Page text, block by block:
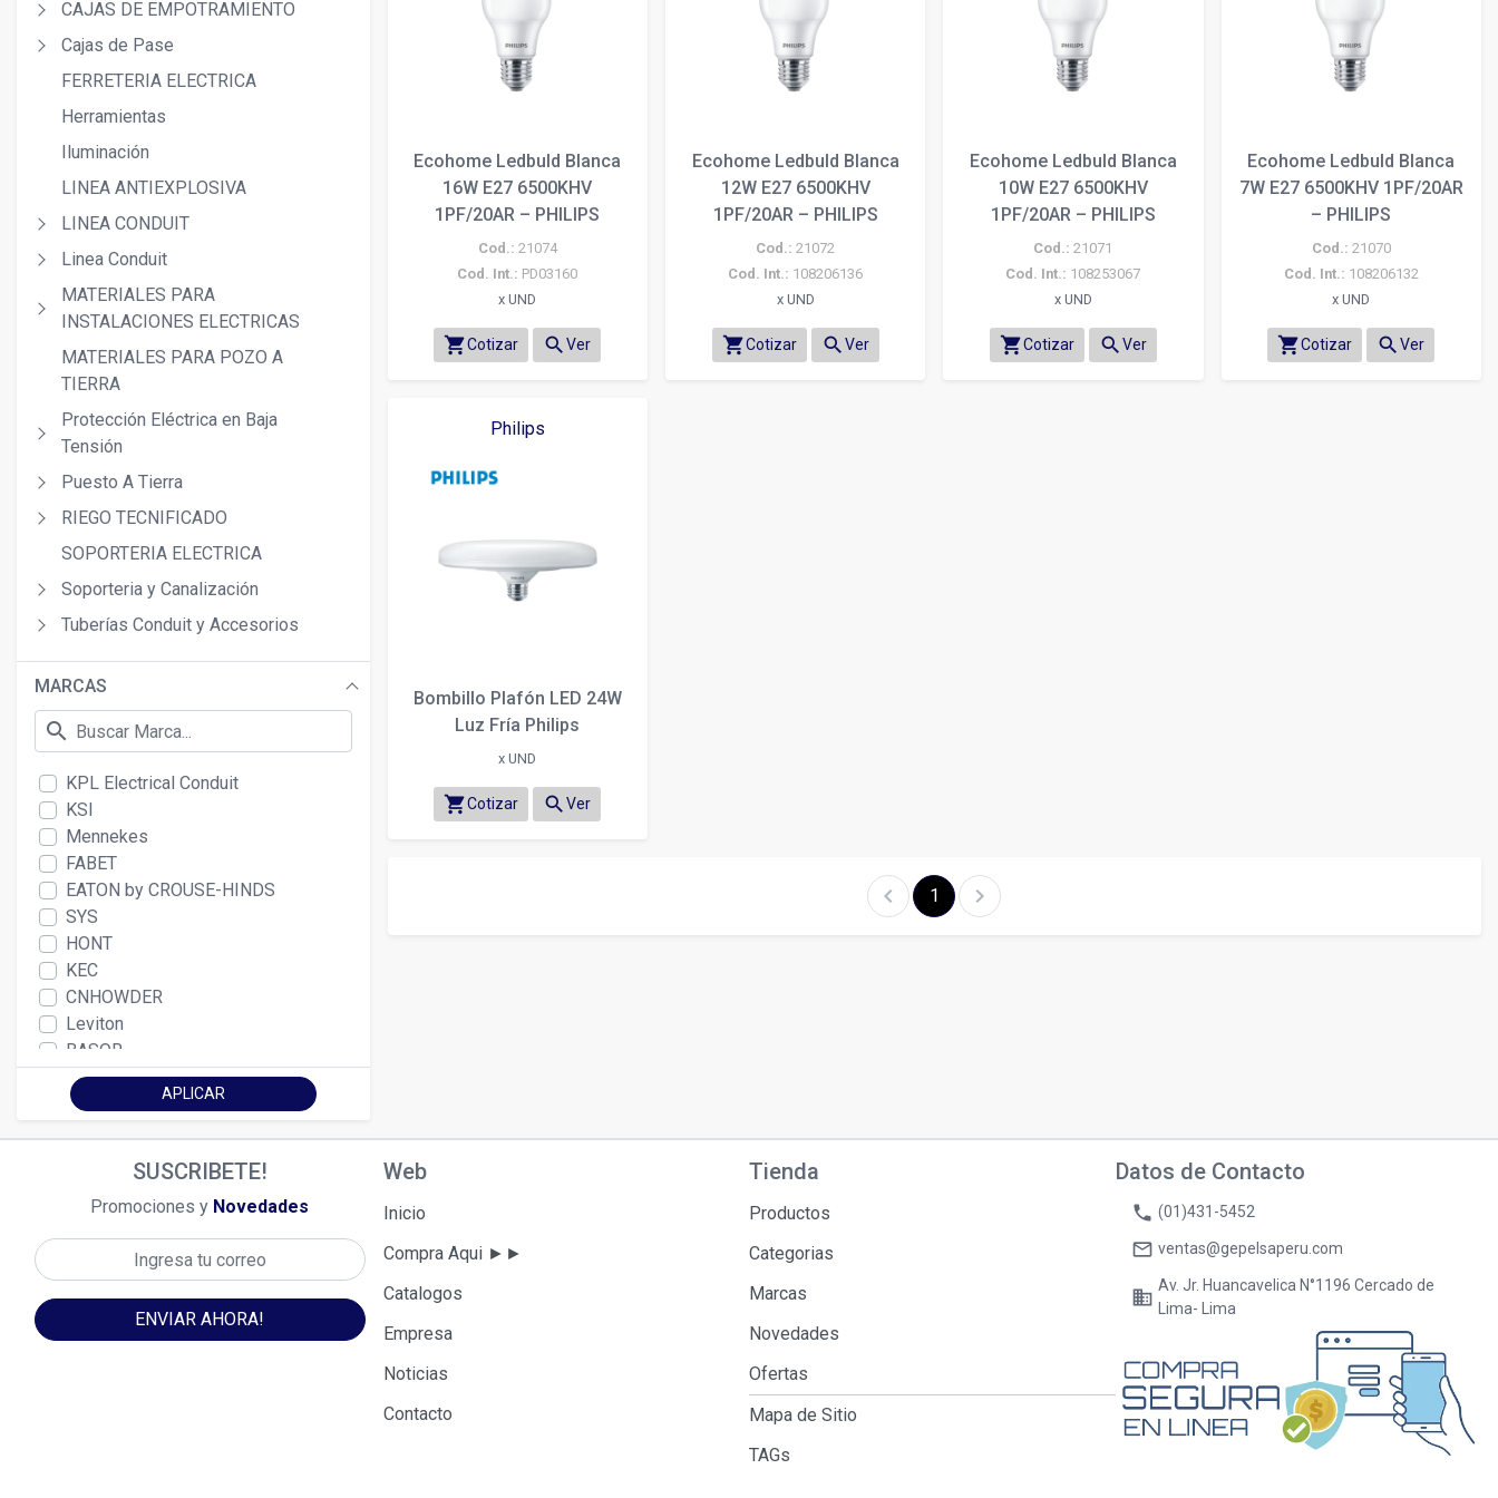
CAJAS DE EMPOTRAMIENTO
Cajas de Pase
FERRETERIA ELECTRICA
Herramientas
Iluminación
LINEA ANTIEXPLOSIVA
LINEA CONDUIT
Linea Conduit
MATERIALES PARA
INSTALACIONES ELECTRICAS
MATERIALES PARA POZO A
TIERRA
Protección Eléctrica en Baja
Tensión
Puesto A Tierra
RIEGO TECNIFICADO
SOPORTERIA ELECTRICA
Soporteria y Canalización
Tuberías Conduit y Accesorios
MARCAS
search
KPL Electrical Conduit
KSI
Mennekes
FABET
EATON by CROUSE-HINDS
SYS
HONT
KEC
CNHOWDER
Leviton
BASOR
JORMEN
Thorgel
THORCEM
Wonder Group
Tecno - Sal
Bticino
APLICAR
Ecohome Ledbuld Blanca
16W E27 6500KHV
1PF/20AR – PHILIPS
Cod.: 21074
Cod. Int.: PD03160
x UND
shopping_cartCotizar searchVer
Ecohome Ledbuld Blanca
12W E27 6500KHV
1PF/20AR – PHILIPS
Cod.: 21072
Cod. Int.: 108206136
x UND
shopping_cartCotizar searchVer
Ecohome Ledbuld Blanca
10W E27 6500KHV
1PF/20AR – PHILIPS
Cod.: 21071
Cod. Int.: 108253067
x UND
shopping_cartCotizar searchVer
Ecohome Ledbuld Blanca
7W E27 6500KHV 1PF/20AR
– PHILIPS
Cod.: 21070
Cod. Int.: 108206132
x UND
shopping_cartCotizar searchVer
Philips
Bombillo Plafón LED 24W
Luz Fría Philips
x UND
shopping_cartCotizar searchVer
chevron_left 1 chevron_right
SUSCRIBETE!
Promociones y Novedades
ENVIAR AHORA!
Web
Inicio
Compra Aqui ►►
Catalogos
Empresa
Noticias
Contacto
Tienda
Productos
Categorias
Marcas
Novedades
Ofertas
Mapa de Sitio
TAGs
Datos de Contacto
phone (01)431-5452
mail_outline ventas@gepelsaperu.com
business
Av. Jr. Huancavelica N°1196 Cercado de
Lima- Lima